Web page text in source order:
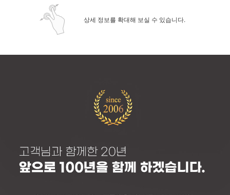
상세 정보를 확대해 보실 수 있습니다.